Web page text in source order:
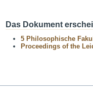
Das Dokument
5 Philosophische
Proceedings of the